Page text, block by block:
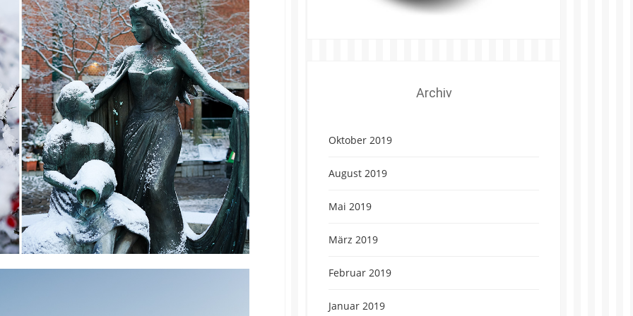
Archiv
Oktober 2019
August 2019
Mai 2019
März 2019
Februar 2019
Januar 2019